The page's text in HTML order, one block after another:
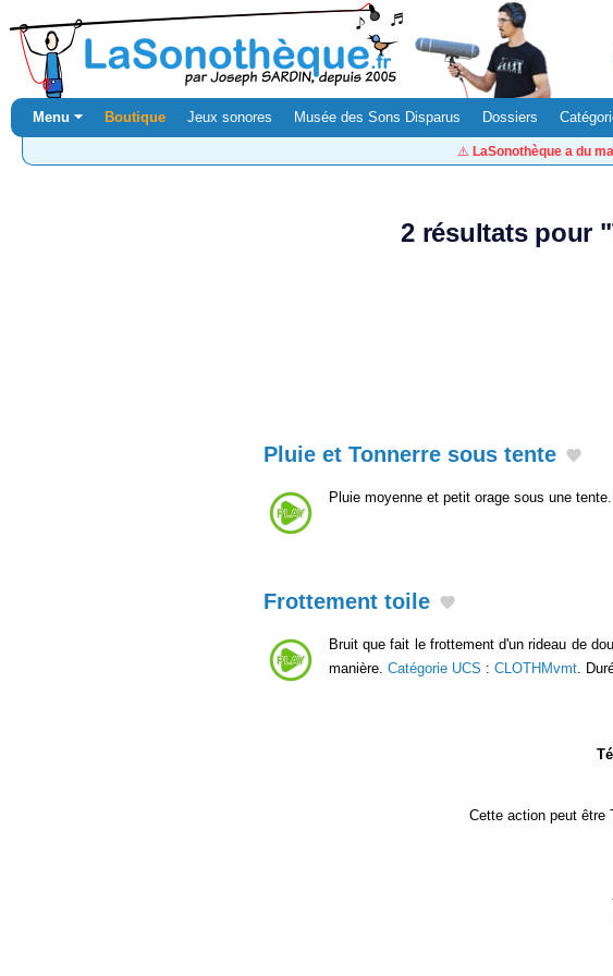
Menu ⏷ Boutique Jeux sonores Musée des Sons Disparus Dossiers
⚠️ LaSonothèque a du
2 résultats pour
Pluie et Tonnerre sous tente
Pluie moyenne et petit orage sous une tente.
Frottement toile
Bruit que fait le frottement d'un rideau de
manière. Catégorie UCS : CLOTHMvmt .
Cette action peut être